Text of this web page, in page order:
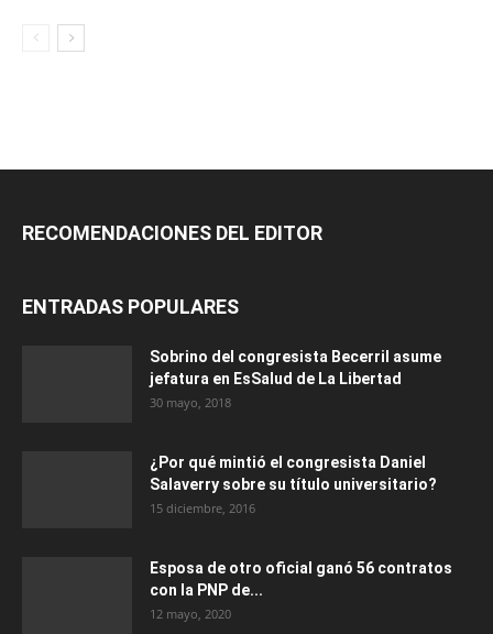
RECOMENDACIONES DEL EDITOR
ENTRADAS POPULARES
Sobrino del congresista Becerril asume
jefatura en EsSalud de La Libertad
30 mayo, 2018
¿Por qué mintió el congresista Daniel
Salaverry sobre su título universitario?
15 diciembre, 2016
Esposa de otro oficial ganó 56 contratos
con la PNP de...
12 mayo, 2020